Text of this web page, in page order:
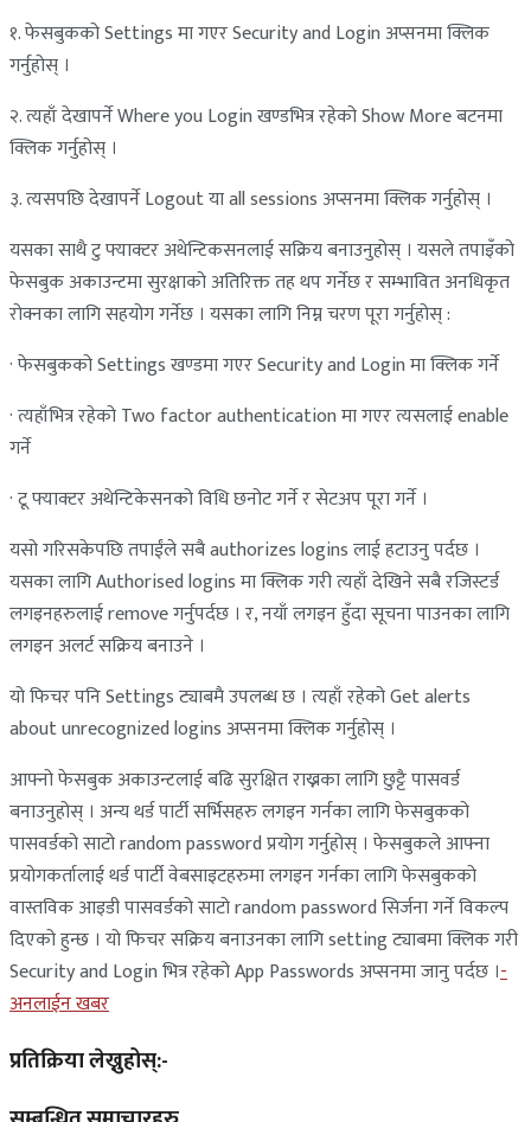
१. फेसबुकको Settings मा गएर Security and Login अप्सनमा क्लिक
गर्नुहोस् ।
२. त्यहाँ देखापर्ने Where you Login खण्डभित्र रहेको Show More बटनमा
क्लिक गर्नुहोस् ।
३. त्यसपछि देखापर्ने Logout या all sessions अप्सनमा क्लिक गर्नुहोस् ।
यसका साथै टु फ्याक्टर अथेन्टिकसनलाई सक्रिय बनाउनुहोस् । यसले तपाइँको
फेसबुक अकाउन्टमा सुरक्षाको अतिरिक्त तह थप गर्नेछ र सम्भावित अनधिकृत
रोक्नका लागि सहयोग गर्नेछ । यसका लागि निम्न चरण पूरा गर्नुहोस् :
· फेसबुकको Settings खण्डमा गएर Security and Login मा क्लिक गर्ने
· त्यहाँभित्र रहेको Two factor authentication मा गएर त्यसलाई enable
गर्ने
· टू फ्याक्टर अथेन्टिकेसनको विधि छनोट गर्ने र सेटअप पूरा गर्ने ।
यसो गरिसकेपछि तपाईंले सबै authorizes logins लाई हटाउनु पर्दछ ।
यसका लागि Authorised logins मा क्लिक गरी त्यहाँ देखिने सबै रजिस्टर्ड
लगइनहरुलाई remove गर्नुपर्दछ । र, नयाँ लगइन हुँदा सूचना पाउनका लागि
लगइन अलर्ट सक्रिय बनाउने ।
यो फिचर पनि Settings ट्याबमै उपलब्ध छ । त्यहाँ रहेको Get alerts
about unrecognized logins अप्सनमा क्लिक गर्नुहोस् ।
आफ्नो फेसबुक अकाउन्टलाई बढि सुरक्षित राख्नका लागि छुट्टै पासवर्ड
बनाउनुहोस् । अन्य थर्ड पार्टी सर्भिसहरु लगइन गर्नका लागि फेसबुकको
पासवर्डको साटो random password प्रयोग गर्नुहोस् । फेसबुकले आफ्ना
प्रयोगकर्तालाई थर्ड पार्टी वेबसाइटहरुमा लगइन गर्नका लागि फेसबुकको
वास्तविक आइडी पासवर्डको साटो random password सिर्जना गर्ने विकल्प
दिएको हुन्छ । यो फिचर सक्रिय बनाउनका लागि setting ट्याबमा क्लिक गरी
Security and Login भित्र रहेको App Passwords अप्सनमा जानु पर्दछ ।-
अनलाईन खबर
प्रतिक्रिया लेख्नुहोस्:-